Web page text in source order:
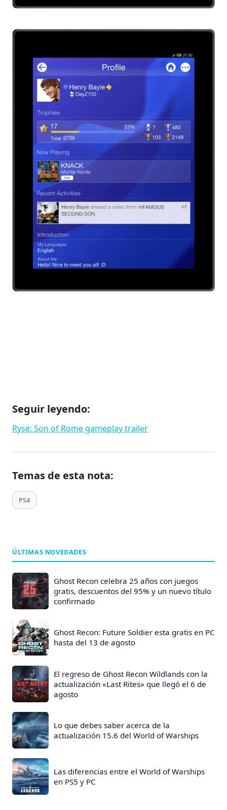
Seguir leyendo:
Ryse: Son of Rome gameplay trailer
Temas de esta nota:
T
a
d
e
E
n
t
a
d
a
s
:
PS4
ÚLTIMAS NOVEDADES
Ghost Recon celebra 25 años con juegos
gratis, descuentos del 95% y un nuevo título
confirmado
Ghost Recon: Future Soldier esta gratis en PC
hasta del 13 de agosto
El regreso de Ghost Recon Wildlands con la
actualización «Last Rites» que llegó el 6 de
agosto
Lo que debes saber acerca de la
actualización 15.6 del World of Warships
Las diferencias entre el World of Warships
en PS5 y PC